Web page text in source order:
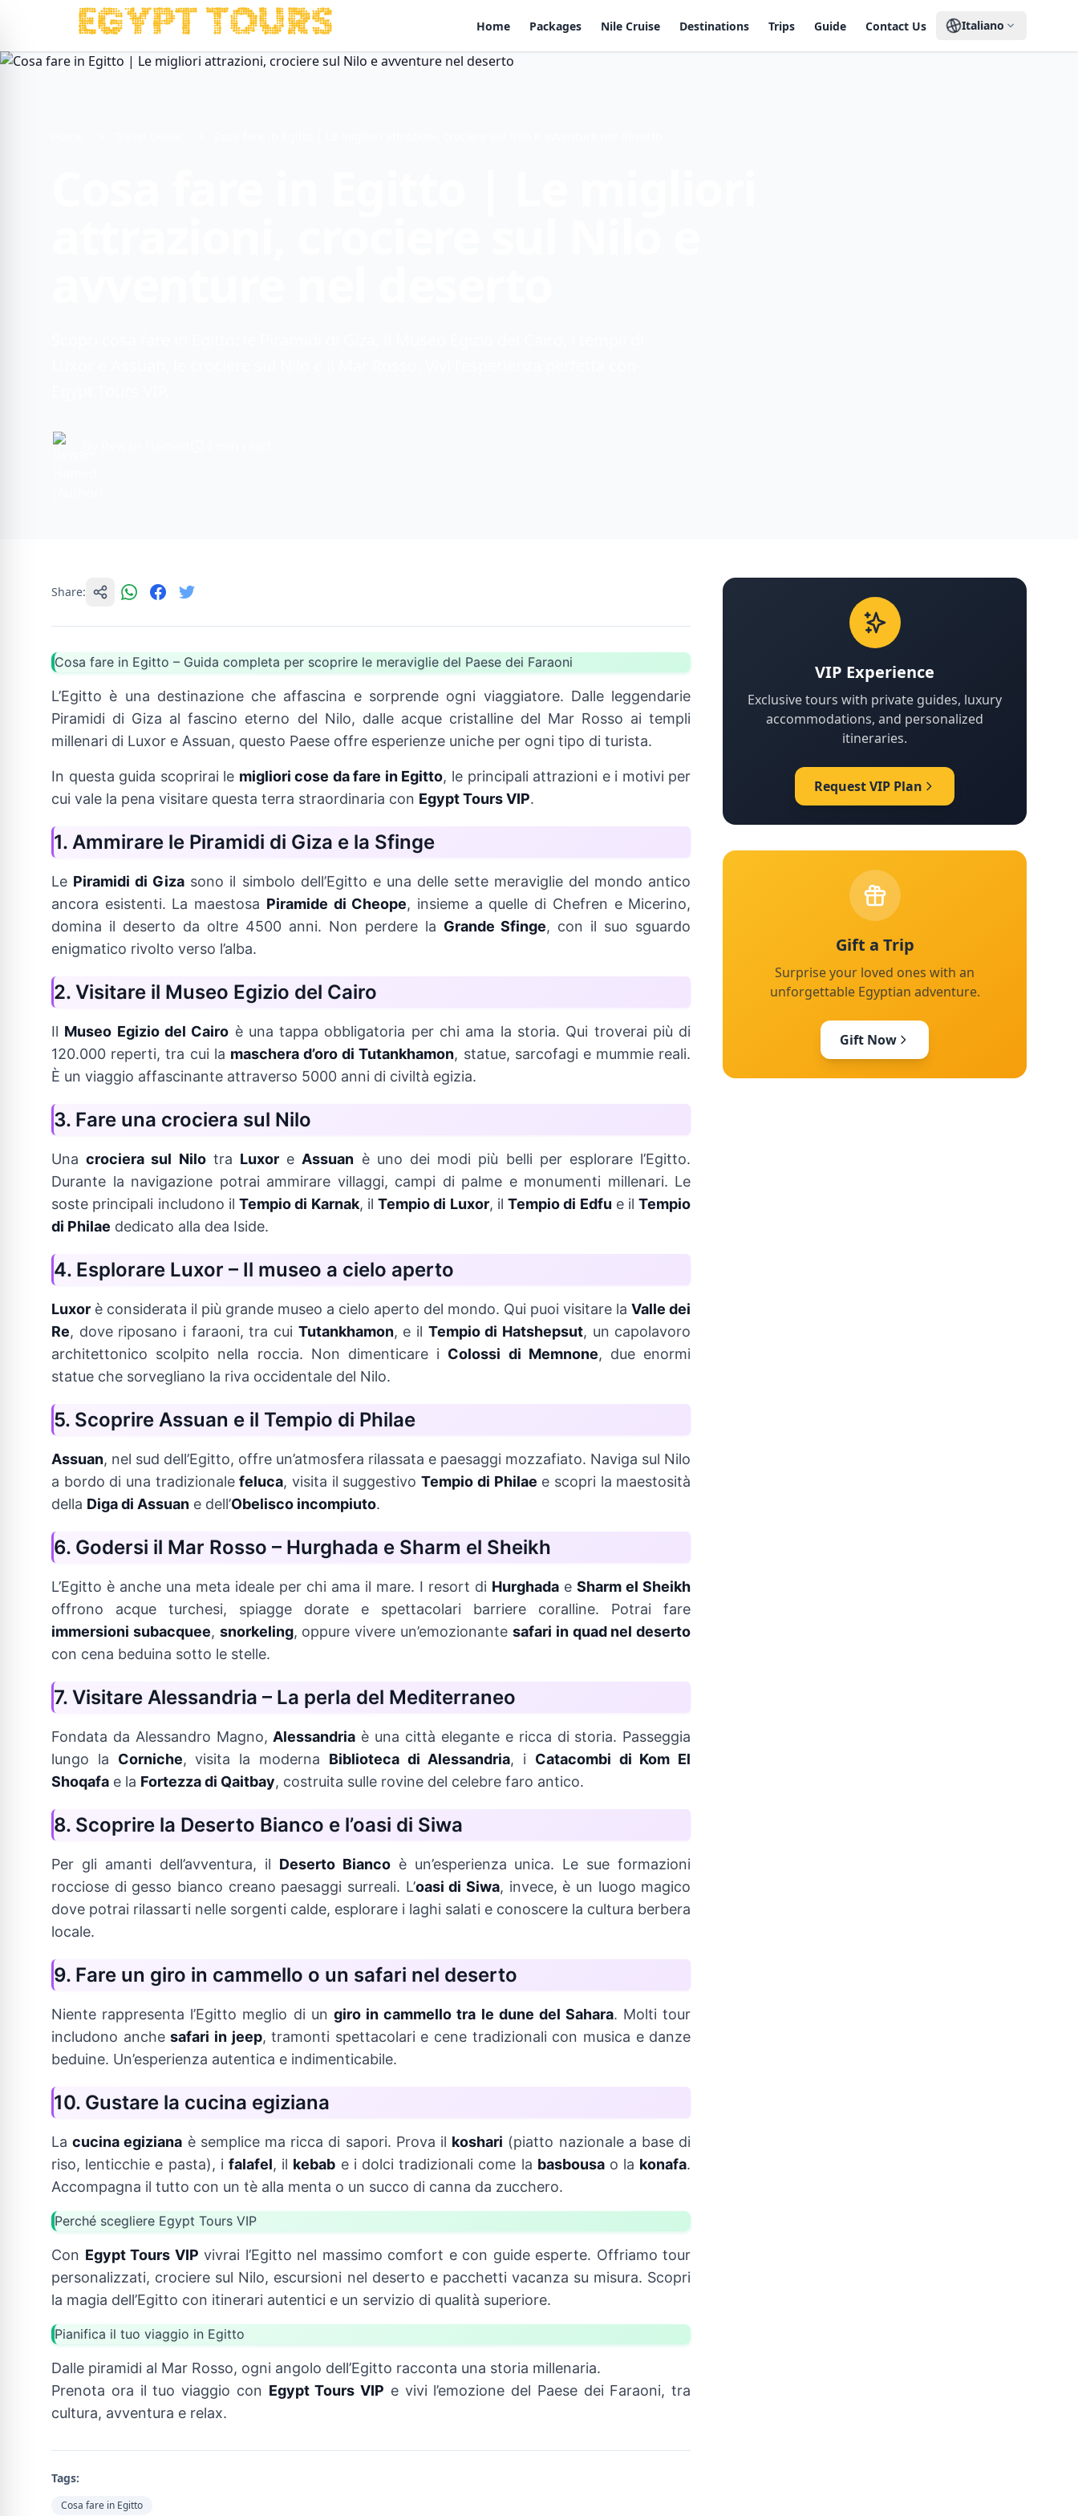
Home Packages Nile Cruise Destinations Trips Guide Contact Us Italiano
Share:
Cosa fare in Egitto – Guida completa per scoprire le meraviglie del Paese dei Faraoni
L’Egitto è una destinazione che affascina e sorprende ogni viaggiatore. Dalle leggendarie
Piramidi di Giza al fascino eterno del Nilo, dalle acque cristalline del Mar Rosso ai templi
millenari di Luxor e Assuan, questo Paese offre esperienze uniche per ogni tipo di turista.
In questa guida scoprirai le migliori cose da fare in Egitto, le principali attrazioni e i motivi per
cui vale la pena visitare questa terra straordinaria con Egypt Tours VIP.
1. Ammirare le Piramidi di Giza e la Sfinge
Le Piramidi di Giza sono il simbolo dell’Egitto e una delle sette meraviglie del mondo antico
ancora esistenti. La maestosa Piramide di Cheope, insieme a quelle di Chefren e Micerino,
domina il deserto da oltre 4500 anni. Non perdere la Grande Sfinge, con il suo sguardo
enigmatico rivolto verso l’alba.
2. Visitare il Museo Egizio del Cairo
Il Museo Egizio del Cairo è una tappa obbligatoria per chi ama la storia. Qui troverai più di
120.000 reperti, tra cui la maschera d’oro di Tutankhamon, statue, sarcofagi e mummie reali.
È un viaggio affascinante attraverso 5000 anni di civiltà egizia.
3. Fare una crociera sul Nilo
Unacrociera sul Nilotra Luxor e Assuan è uno dei modi più belli per esplorare l’Egitto.
Durante la navigazione potrai ammirare villaggi, campi di palme e monumenti millenari. Le
soste principali includono il Tempio di Karnak, il Tempio di Luxor, il Tempio di Edfu e ilTempio
di Philae dedicato alla dea Iside.
4. Esplorare Luxor – Il museo a cielo aperto
Luxor è considerata il più grande museo a cielo aperto del mondo. Qui puoi visitare laValle dei
Re, dove riposano i faraoni, tra cui Tutankhamon, e il Tempio di Hatshepsut, un capolavoro
architettonico scolpito nella roccia. Non dimenticare i Colossi di Memnone, due enormi
statue che sorvegliano la riva occidentale del Nilo.
5. Scoprire Assuan e il Tempio di Philae
Assuan, nel sud dell’Egitto, offre un’atmosfera rilassata e paesaggi mozzafiato. Naviga sul Nilo
a bordo di una tradizionalefeluca, visita il suggestivoTempio di Philae e scopri la maestosità
della Diga di Assuan e dell’Obelisco incompiuto.
6. Godersi il Mar Rosso – Hurghada e Sharm el Sheikh
L’Egitto è anche una meta ideale per chi ama il mare. I resort di Hurghada eSharm el Sheikh
offrono acque turchesi, spiagge dorate e spettacolari barriere coralline. Potrai fare
immersioni subacquee, snorkeling, oppure vivere un’emozionante safari in quad nel deserto
con cena beduina sotto le stelle.
7. Visitare Alessandria – La perla del Mediterraneo
Fondata da Alessandro Magno, Alessandria è una città elegante e ricca di storia. Passeggia
lungo la Corniche, visita la moderna Biblioteca di Alessandria, i Catacombi di Kom El
Shoqafa e la Fortezza di Qaitbay, costruita sulle rovine del celebre faro antico.
8. Scoprire la Deserto Bianco e l’oasi di Siwa
Per gli amanti dell’avventura, il Deserto Biancoè un’esperienza unica. Le sue formazioni
rocciose di gesso bianco creano paesaggi surreali. L’oasi di Siwa, invece, è un luogo magico
dove potrai rilassarti nelle sorgenti calde, esplorare i laghi salati e conoscere la cultura berbera
locale.
9. Fare un giro in cammello o un safari nel deserto
Niente rappresenta l’Egitto meglio di un giro in cammello tra le dune del Sahara. Molti tour
includono anchesafari in jeep, tramonti spettacolari e cene tradizionali con musica e danze
beduine. Un’esperienza autentica e indimenticabile.
10. Gustare la cucina egiziana
Lacucina egiziana è semplice ma ricca di sapori. Prova il koshari (piatto nazionale a base di
riso, lenticchie e pasta), i falafel, il kebab e i dolci tradizionali come la basbousao la konafa.
Accompagna il tutto con un tè alla menta o un succo di canna da zucchero.
Perché scegliere Egypt Tours VIP
Con Egypt Tours VIP vivrai l’Egitto nel massimo comfort e con guide esperte. Offriamo tour
personalizzati, crociere sul Nilo, escursioni nel deserto e pacchetti vacanza su misura. Scopri
la magia dell’Egitto con itinerari autentici e un servizio di qualità superiore.
Pianifica il tuo viaggio in Egitto
Dalle piramidi al Mar Rosso, ogni angolo dell’Egitto racconta una storia millenaria.
Prenota ora il tuo viaggio con Egypt Tours VIP e vivi l’emozione del Paese dei Faraoni, tra
cultura, avventura e relax.
Tags:
Cosa fare in Egitto
VIP Experience
Exclusive tours with private guides, luxury
accommodations, and personalized
itineraries.
Request VIP Plan
Gift a Trip
Surprise your loved ones with an
unforgettable Egyptian adventure.
Gift Now